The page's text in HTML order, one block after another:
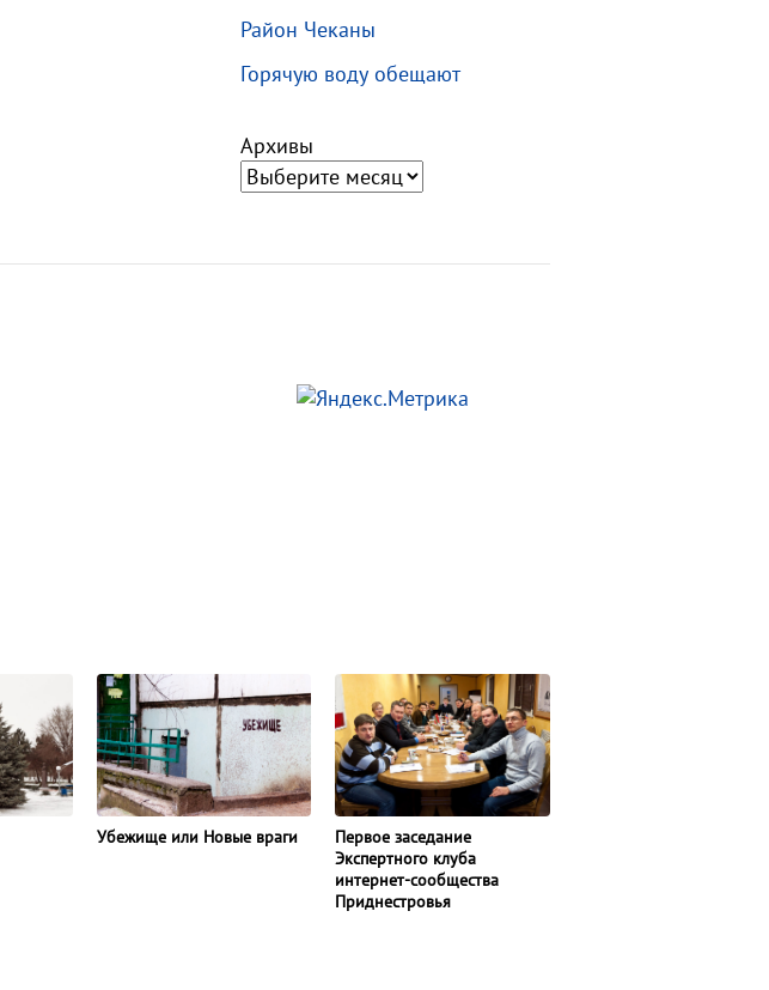
Район Чеканы
Горячую воду обещают
Архивы
Убежище или Новые враги
Первое заседание
Экспертного клуба
интернет-сообщества
Приднестровья